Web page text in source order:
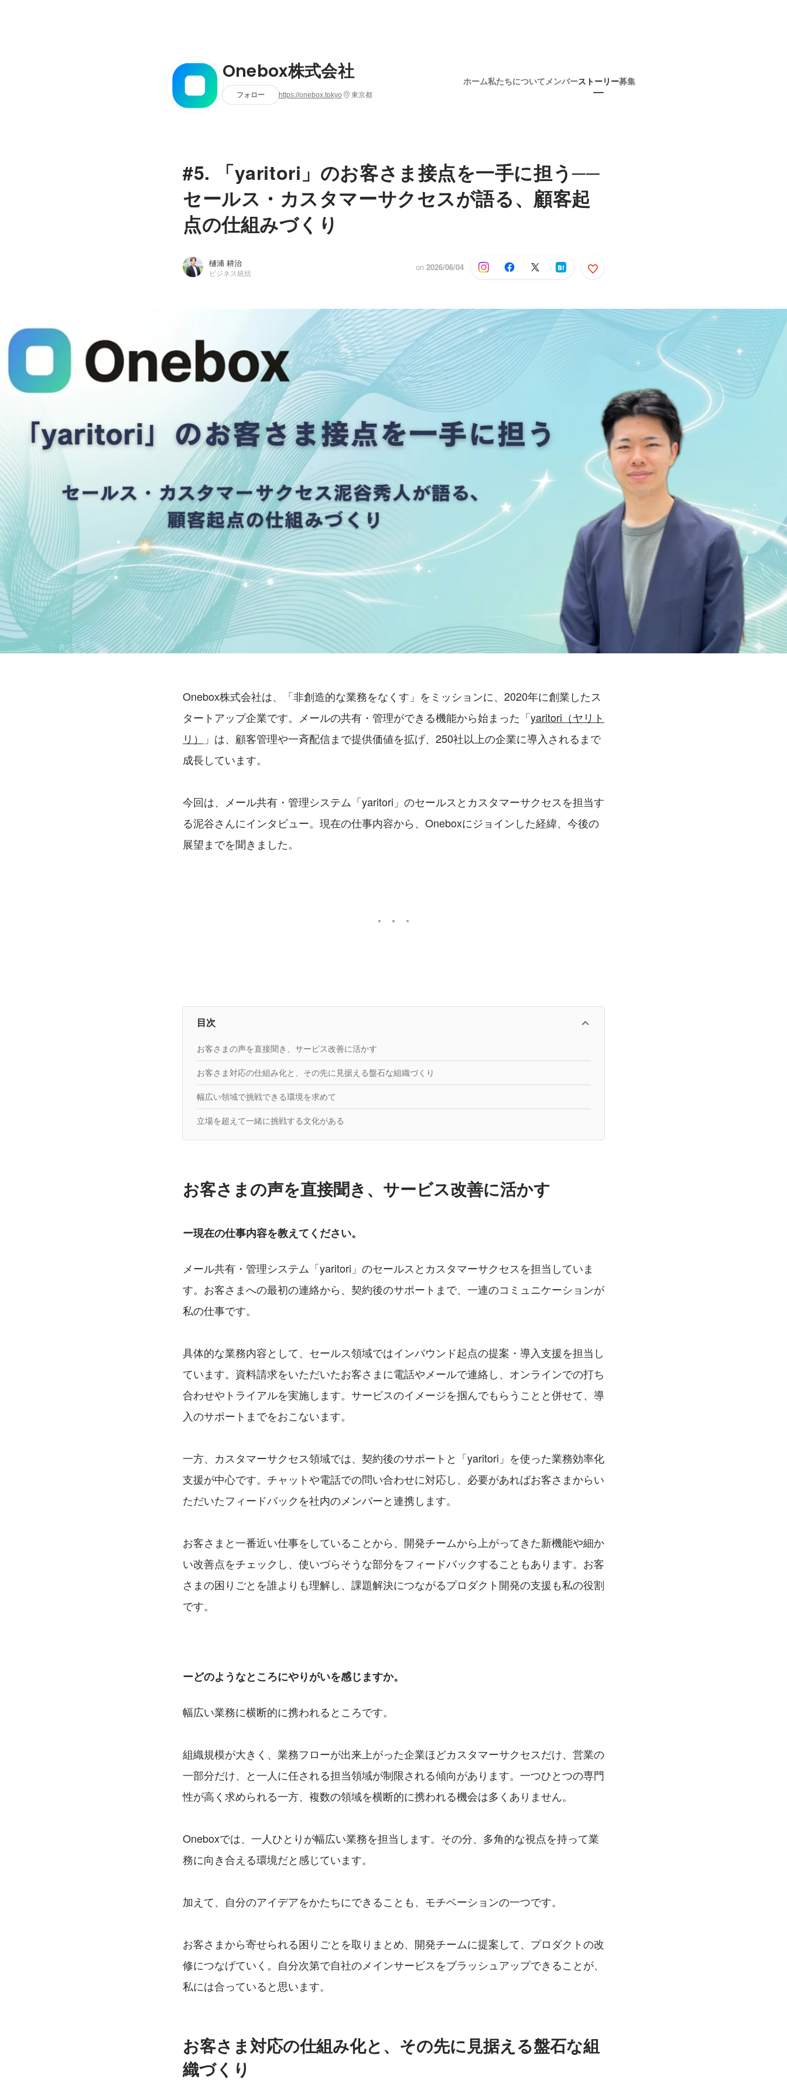
Onebox株式会社
フォロー https://onebox.tokyo 東京都
ホーム私たちについて メンバーストーリー募集
#5. 「yaritori」のお客さま接点を一手に担う──
セールス・カスタマーサクセスが語る、顧客起
点の仕組みづくり
樋浦 耕治
ビジネス統括
on 2026/06/04
Onebox株式会社は、「非創造的な業務をなくす」をミッションに、2020年に創業したス
タートアップ企業です。メールの共有・管理ができる機能から始まった「yaritori（ヤリト
リ）
」は、顧客管理や一斉配信まで提供価値を拡げ、250社以上の企業に導入されるまで
成長しています。
今回は、メール共有・管理システム「yaritori」のセールスとカスタマーサクセスを担当す
る泥谷さんにインタビュー。現在の仕事内容から、Oneboxにジョインした経緯、今後の
展望までを聞きました。
目次
お客さまの声を直接聞き、サービス改善に活かす
お客さま対応の仕組み化と、その先に見据える盤石な組織づくり
幅広い領域で挑戦できる環境を求めて
立場を超えて一緒に挑戦する文化がある
お客さまの声を直接聞き、サービス改善に活かす
ー現在の仕事内容を教えてください。
メール共有・管理システム「yaritori」のセールスとカスタマーサクセスを担当していま
す。お客さまへの最初の連絡から、契約後のサポートまで、一連のコミュニケーションが
私の仕事です。
具体的な業務内容として、セールス領域ではインバウンド起点の提案・導入支援を担当し
ています。資料請求をいただいたお客さまに電話やメールで連絡し、オンラインでの打ち
合わせやトライアルを実施します。サービスのイメージを掴んでもらうことと併せて、導
入のサポートまでをおこないます。
一方、カスタマーサクセス領域では、契約後のサポートと「yaritori」を使った業務効率化
支援が中心です。チャットや電話での問い合わせに対応し、必要があればお客さまからい
ただいたフィードバックを社内のメンバーと連携します。
お客さまと一番近い仕事をしていることから、開発チームから上がってきた新機能や細か
い改善点をチェックし、使いづらそうな部分をフィードバックすることもあります。お客
さまの困りごとを誰よりも理解し、課題解決につながるプロダクト開発の支援も私の役割
です。
ーどのようなところにやりがいを感じますか。
幅広い業務に横断的に携われるところです。
組織規模が大きく、業務フローが出来上がった企業ほどカスタマーサクセスだけ、営業の
一部分だけ、と一人に任される担当領域が制限される傾向があります。一つひとつの専門
性が高く求められる一方、複数の領域を横断的に携われる機会は多くありません。
Oneboxでは、一人ひとりが幅広い業務を担当します。その分、多角的な視点を持って業
務に向き合える環境だと感じています。
加えて、自分のアイデアをかたちにできることも、モチベーションの一つです。
お客さまから寄せられる困りごとを取りまとめ、開発チームに提案して、プロダクトの改
修につなげていく。自分次第で自社のメインサービスをブラッシュアップできることが、
私には合っていると思います。
お客さま対応の仕組み化と、その先に見据える盤石な組
織づくり